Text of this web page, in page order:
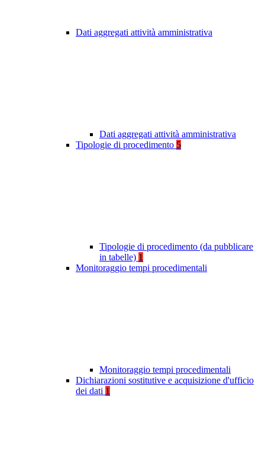
Dati aggregati attività amministrativa
Dati aggregati attività amministrativa
Tipologie di procedimento 5
Tipologie di procedimento (da pubblicare
in tabelle) 1
Monitoraggio tempi procedimentali
Monitoraggio tempi procedimentali
Dichiarazioni sostitutive e acquisizione d'ufficio
dei dati 1